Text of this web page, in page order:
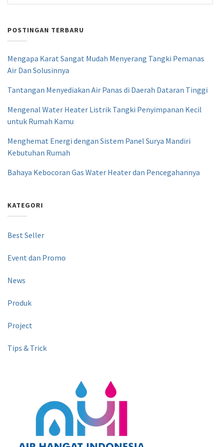
POSTINGAN TERBARU
Mengapa Karat Sangat Mudah Menyerang Tangki Pemanas
Air Dan Solusinnya
Tantangan Menyediakan Air Panas di Daerah Dataran Tinggi
Mengenal Water Heater Listrik Tangki Penyimpanan Kecil
untuk Rumah Kamu
Menghemat Energi dengan Sistem Panel Surya Mandiri
Kebutuhan Rumah
Bahaya Kebocoran Gas Water Heater dan Pencegahannya
KATEGORI
Best Seller
Event dan Promo
News
Produk
Project
Tips & Trick